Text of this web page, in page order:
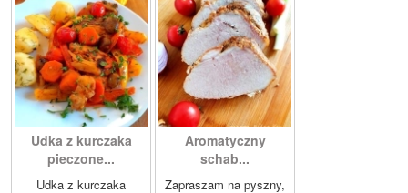
Udka z kurczaka
pieczone...
Udka z kurczaka
Aromatyczny
schab...
Zapraszam na pyszny,